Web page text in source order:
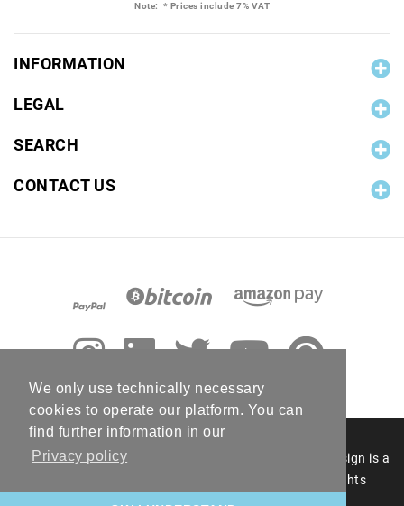
We only use technically necessary
cookies to operate our platform. You can
find further information in our
Privacy policy
Note: * Prices include 7% VAT
INFORMATION
LEGAL
SEARCH
CONTACT US
© 2006 - 2026 RC Photo Stock. The RC Photo Stock design is a
registered figurative mark of RC Photo Stock. All rights